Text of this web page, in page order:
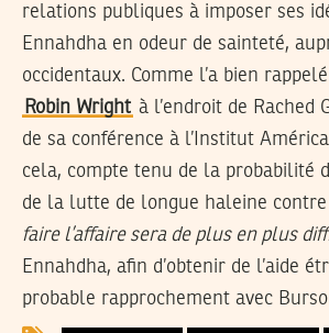
relations publiques à imposer ses
Ennahdha en odeur de sainteté,
occidentaux. Comme l’a bien
Robin Wright à l’endroit de Rached
de sa conférence à l’Institut
cela, compte tenu de la probabilité
de la lutte de longue haleine
faire l’affaire sera de plus en plus
Ennahdha, afin d’obtenir de l’aide
probable rapprochement avec